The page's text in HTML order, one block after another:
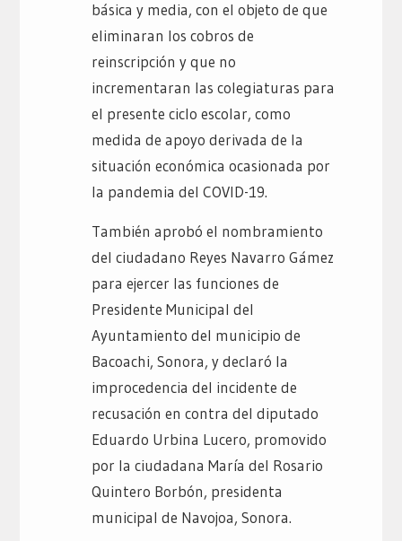
básica y media, con el objeto de que
eliminaran los cobros de
reinscripción y que no
incrementaran las colegiaturas para
el presente ciclo escolar, como
medida de apoyo derivada de la
situación económica ocasionada por
la pandemia del COVID-19.
También aprobó el nombramiento
del ciudadano Reyes Navarro Gámez
para ejercer las funciones de
Presidente Municipal del
Ayuntamiento del municipio de
Bacoachi, Sonora, y declaró la
improcedencia del incidente de
recusación en contra del diputado
Eduardo Urbina Lucero, promovido
por la ciudadana María del Rosario
Quintero Borbón, presidenta
municipal de Navojoa, Sonora.